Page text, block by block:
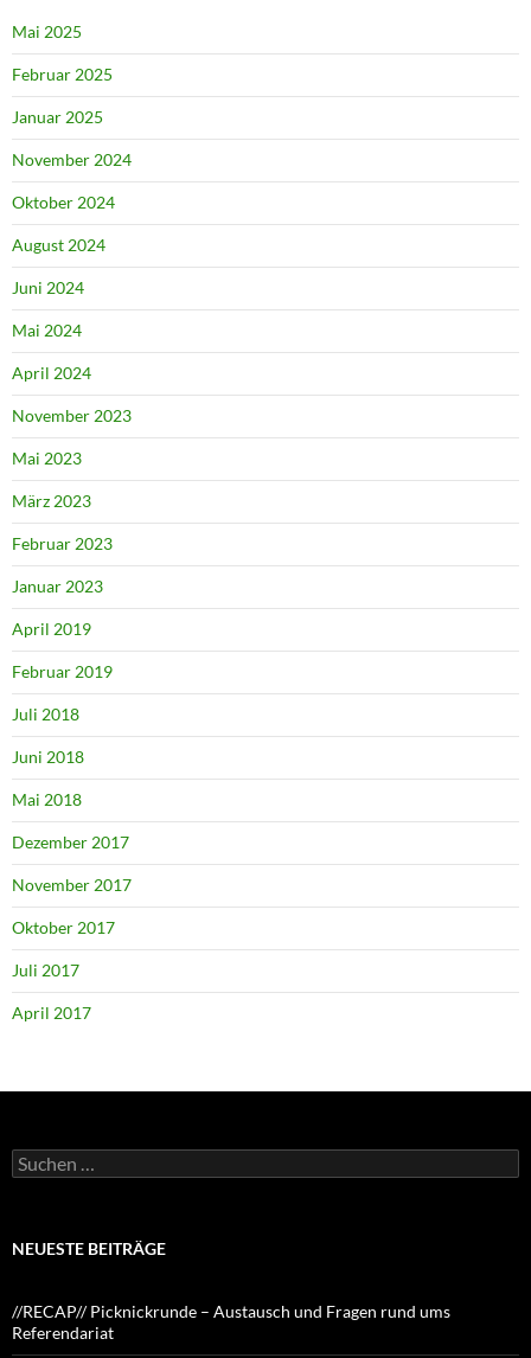
Mai 2025
Februar 2025
Januar 2025
November 2024
Oktober 2024
August 2024
Juni 2024
Mai 2024
April 2024
November 2023
Mai 2023
März 2023
Februar 2023
Januar 2023
April 2019
Februar 2019
Juli 2018
Juni 2018
Mai 2018
Dezember 2017
November 2017
Oktober 2017
Juli 2017
April 2017
Suchen
nach:
NEUESTE BEITRÄGE
//RECAP// Picknickrunde – Austausch und Fragen rund ums
Referendariat